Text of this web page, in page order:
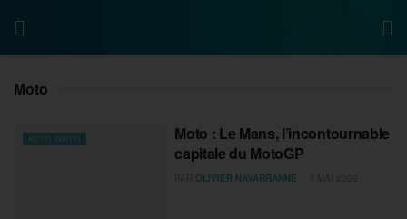
Moto
AUTO-MOTO
Moto : Le Mans, l’incontournable
capitale du MotoGP
OLIVIER NAVARRANNE